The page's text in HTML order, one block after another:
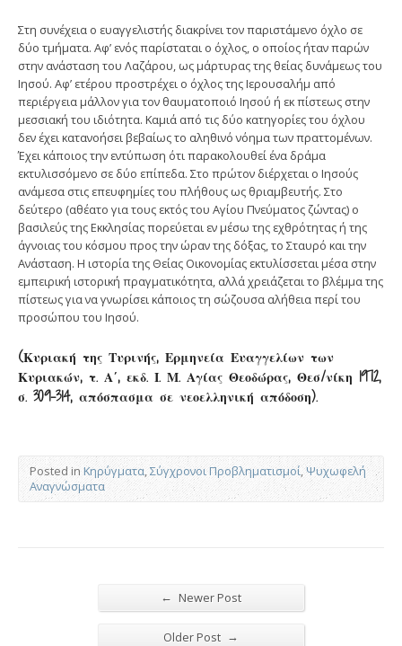
Στη συνέχεια ο ευαγγελιστής διακρίνει τον παριστάμενο όχλο σε
δύο τμήματα. Αφ’ ενός παρίσταται ο όχλος, ο οποίος ήταν παρών
στην ανάσταση του Λαζάρου, ως μάρτυρας της θείας δυνάμεως του
Ιησού. Αφ’ ετέρου προστρέχει ο όχλος της Ιερουσαλήμ από
περιέργεια μάλλον για τον θαυματοποιό Ιησού ή εκ πίστεως στην
μεσσιακή του ιδιότητα. Καμιά από τις δύο κατηγορίες του όχλου
δεν έχει κατανοήσει βεβαίως το αληθινό νόημα των πραττομένων.
Έχει κάποιος την εντύπωση ότι παρακολουθεί ένα δράμα
εκτυλισσόμενο σε δύο επίπεδα. Στο πρώτον διέρχεται ο Ιησούς
ανάμεσα στις επευφημίες του πλήθους ως θριαμβευτής. Στο
δεύτερο (αθέατο για τους εκτός του Αγίου Πνεύματος ζώντας) ο
βασι­λεύς της Εκκλησίας πορεύεται εν μέσω της εχθρότητας ή της
άγνοιας του κόσμου προς την ώραν της δόξας, το Σταυρό και την
Ανάσταση. Η ιστορία της Θείας Οικο­νομίας εκτυλίσσεται μέσα στην
εμπειρική ιστορική πραγματικότητα, αλλά χρειάζεται το βλέμμα της
πίστεως για να γνωρίσει κάποιος τη σώζουσα αλήθεια περί του
προσώπου του Ιησού.
(Κυριακή της Τυρινής, Ερμηνεία Ευαγγελίων των
Κυριακών, τ. Α΄, εκδ. Ι. Μ. Αγίας Θεοδώρας, Θεσ/νίκη 1972,
σ. 309-314, απόσπασμα σε νεοελληνική απόδοση).
Posted in Κηρύγματα,Σύγχρονοι Προβληματισμοί,Ψυχωφελή
Αναγνώσματα
← Newer Post
Older Post →